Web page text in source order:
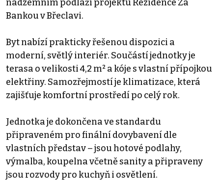
nadzemním podlaží projektu Rezidence Za
Bankou v Břeclavi.
Byt nabízí prakticky řešenou dispozici a
moderní, světlý interiér. Součástí jednotky je
terasa o velikosti 4,2 m² a kóje s vlastní přípojkou
elektřiny. Samozřejmostí je klimatizace, která
zajišťuje komfortní prostředí po celý rok.
Jednotka je dokončena ve standardu
připraveném pro finální dovybavení dle
vlastních představ – jsou hotové podlahy,
výmalba, koupelna včetně sanity a připraveny
jsou rozvody pro kuchyň i osvětlení.